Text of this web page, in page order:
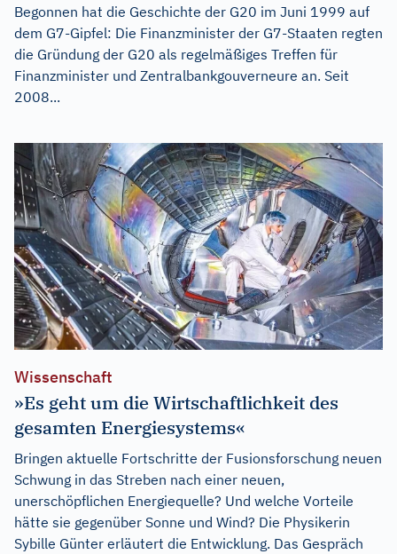
Begonnen hat die Geschichte der G20 im Juni 1999 auf
dem G7-Gipfel: Die Finanzminister der G7-Staaten regten
die Gründung der G20 als regelmäßiges Treffen für
Finanzminister und Zentralbankgouverneure an. Seit
2008...
Wissenschaft
»Es geht um die Wirtschaftlichkeit des
gesamten Energiesystems«
Bringen aktuelle Fortschritte der Fusionsforschung neuen
Schwung in das Streben nach einer neuen,
unerschöpflichen Energiequelle? Und welche Vorteile
hätte sie gegenüber Sonne und Wind? Die Physikerin
Sybille Günter erläutert die Entwicklung. Das Gespräch